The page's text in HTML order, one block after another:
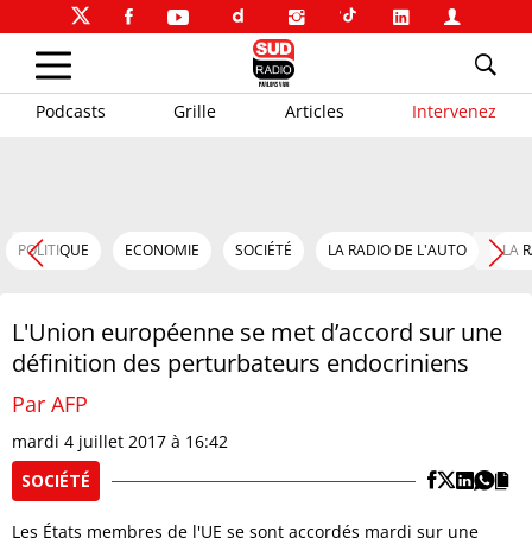
Podcasts Grille Articles Intervenez
POLITIQUE ECONOMIE SOCIÉTÉ LA RADIO DE L'AUTO LA
L'Union européenne se met d’accord sur une
définition des perturbateurs endocriniens
Par AFP
mardi 4 juillet 2017 à 16:42
SOCIÉTÉ
Les États membres de l'UE se sont accordés mardi sur une